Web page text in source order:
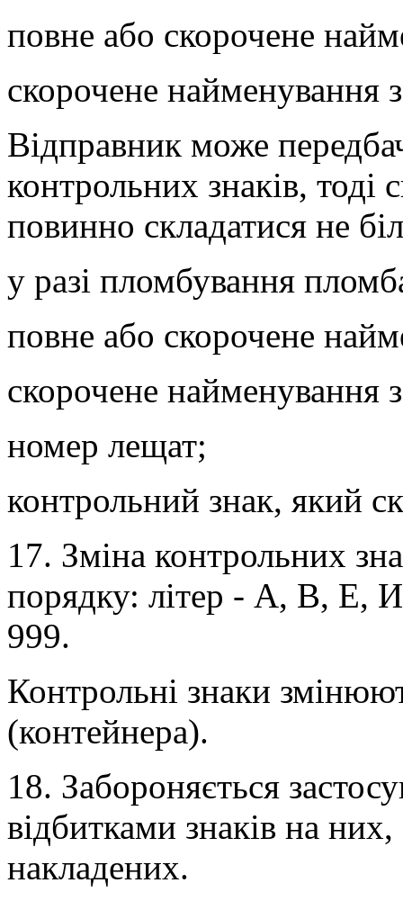
повне або скорочене
скорочене найменування
Відправник може
контрольних знаків, тоді
повинно складатися не
у разі пломбування
повне або скорочене
скорочене найменування
номер лещат;
контрольний знак, який
17. Зміна контрольних
порядку: літер - А, В, Е,
999.
Контрольні знаки
(контейнера).
18. Забороняється
відбитками знаків на
накладених.